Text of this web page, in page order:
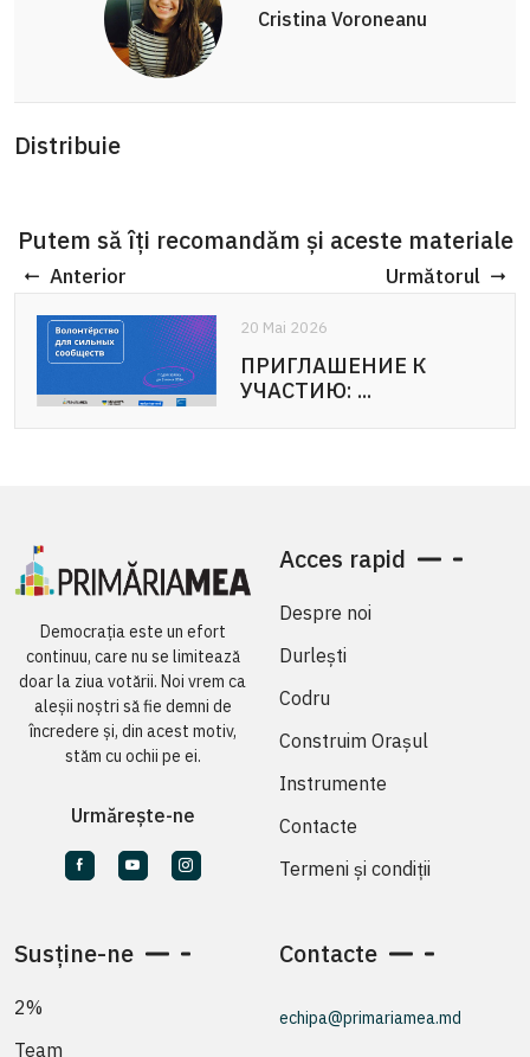
Cristina Voroneanu
Distribuie
Putem să îți recomandăm și aceste materiale
Anterior Următorul
20 Mai 2026
ПРИГЛАШЕНИЕ К
УЧАСТИЮ: ...
Democrația este un efort
continuu, care nu se limitează
doar la ziua votării. Noi vrem ca
aleșii noștri să fie demni de
încredere și, din acest motiv,
stăm cu ochii pe ei.
Urmărește-ne
Acces rapid
Despre noi
Durlești
Codru
Construim Orașul
Instrumente
Contacte
Termeni și condiții
Susține-ne
2%
Team
Contacte
echipa@primariamea.md